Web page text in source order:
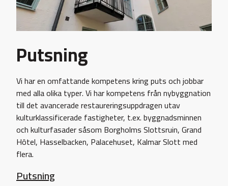
Putsning
Vi har en omfattande kompetens kring puts och jobbar
med alla olika typer. Vi har kompetens från nybyggnation
till det avancerade restaureringsuppdragen utav
kulturklassificerade fastigheter, t.ex. byggnadsminnen
och kulturfasader såsom Borgholms Slottsruin, Grand
Hôtel, Hasselbacken, Palacehuset, Kalmar Slott med
flera.
Putsning